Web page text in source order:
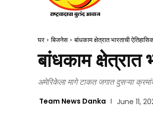
घर बिजनेस बांधकाम क्षेत्रात भारताची
बांधकाम क्षेत्रात
अमेरिकेला मागे टाकत जगात दुसऱ्या
Team News Danka June 11,